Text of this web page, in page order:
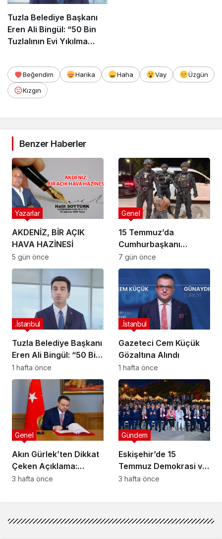
Tuzla Belediye Başkanı
Eren Ali Bingül: “50 Bin
Tuzlalının Evi Yıkılma
Beğendim Harika Haha Vay
Üzgün
Kızgın
Benzer Haberler
AKDENİZ, BİR AÇIK
HAVA HAZİNESİ
Yazarlar
5 gün önce
15 Temmuz’da
Cumhurbaşkanı
Erdoğan’a Suikast
Girişiminde Bulunan
FETÖ Firarisi B.K.
Afyonkarahisar’da
Yakalandı
Genel
7 gün önce
Tuzla Belediye Başkanı
Eren Ali Bingül: “50 Bin
Tuzlalının Evi Yıkılma
Riskiyle Karşı Karşıya”
.İstanbul
1 hafta önce
Gazeteci Cem Küçük
Gözaltına Alındı
.İstanbul
1 hafta önce
Akın Gürlek’ten Dikkat
Çeken Açıklama:
“Deprem Bağışları
Genel
3 hafta önce
Eskişehir’de 15
Temmuz Demokrasi ve
Millî Birlik Günü Anma
Gündem
3 hafta önce